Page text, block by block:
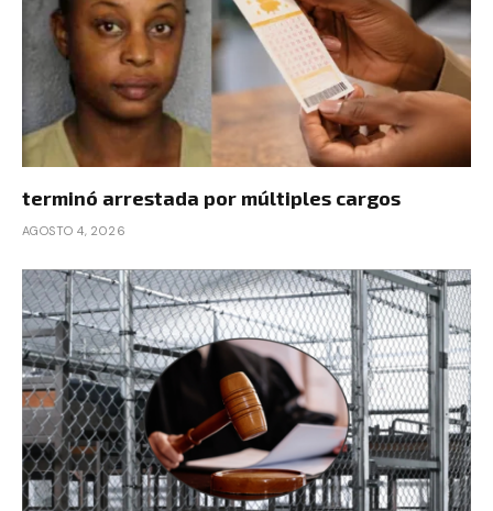
terminó arrestada por múltiples cargos
AGOSTO 4, 2026